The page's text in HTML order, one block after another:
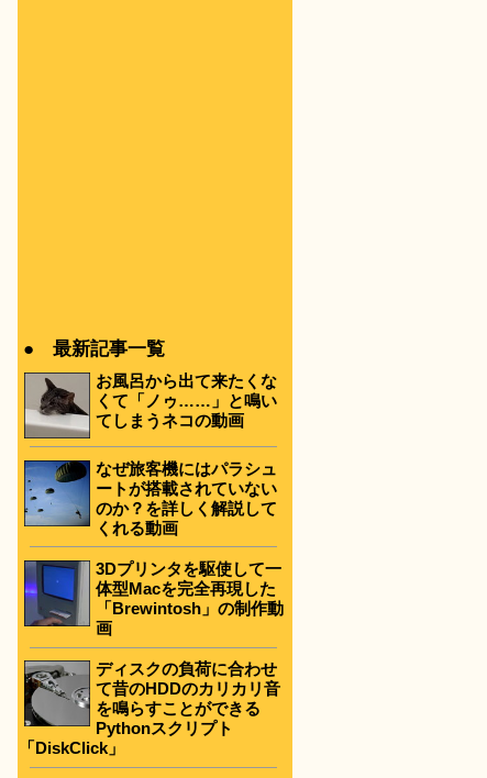
● 最新記事一覧
お風呂から出て来たくな
くて「ノゥ……」と鳴い
てしまうネコの動画
なぜ旅客機にはパラシュ
ートが搭載されていない
のか？を詳しく解説して
くれる動画
3Dプリンタを駆使して一
体型Macを完全再現した
「Brewintosh」の制作動
画
ディスクの負荷に合わせ
て昔のHDDのカリカリ音
を鳴らすことができる
Pythonスクリプト
「DiskClick」